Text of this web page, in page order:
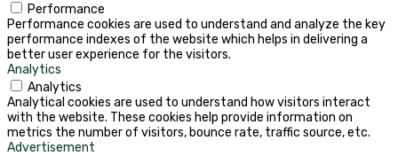
Performance
Performance cookies are used to understand and analyze the key
performance indexes of the website which helps in delivering a
better user experience for the visitors.
Analytics
Analytics
Analytical cookies are used to understand how visitors interact
with the website. These cookies help provide information on
metrics the number of visitors, bounce rate, traffic source, etc.
Advertisement